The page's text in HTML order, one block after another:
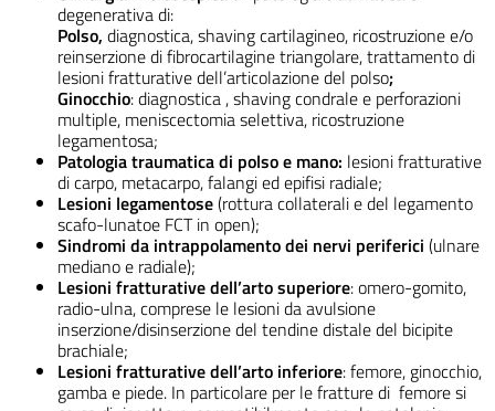
degenerativa di:
Polso, diagnostica, shaving cartilagineo, ricostruzione e/o
reinserzione di fibrocartilagine triangolare, trattamento di
lesioni fratturative dell’articolazione del polso;
Ginocchio: diagnostica , shaving condrale e perforazioni
multiple, meniscectomia selettiva, ricostruzione
legamentosa;
Patologia traumatica di polso e mano: lesioni fratturative
di carpo, metacarpo, falangi ed epifisi radiale;
Lesioni legamentose(rottura collaterali e del legamento
scafo-lunatoe FCT in open);
Sindromi da intrappolamento dei nervi periferici (ulnare
mediano e radiale);
Lesioni fratturativedell’arto superiore: omero-gomito,
radio-ulna, comprese le lesioni da avulsione
inserzione/disinserzione del tendine distale del bicipite
brachiale;
Lesioni fratturative dell’arto inferiore: femore, ginocchio,
gamba e piede. In particolare per le fratture di femore si